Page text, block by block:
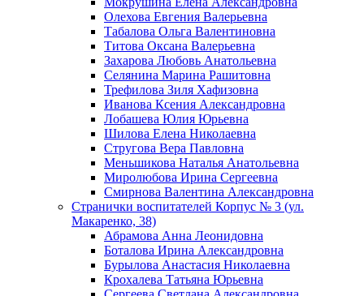
Олехова Евгения Валерьевна
Табалова Ольга Валентиновна
Титова Оксана Валерьевна
Захарова Любовь Анатольевна
Селянина Марина Рашитовна
Трефилова Зиля Хафизовна
Иванова Ксения Александровна
Лобашева Юлия Юрьевна
Шилова Елена Николаевна
Стругова Вера Павловна
Меньшикова Наталья Анатольевна
Миролюбова Ирина Сергеевна
Смирнова Валентина Александровна
Странички воспитателей Корпус № 3 (ул.
Макаренко, 38)
Абрамова Анна Леонидовна
Боталова Ирина Александровна
Бурылова Анастасия Николаевна
Крохалева Татьяна Юрьевна